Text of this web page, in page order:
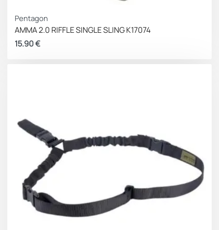
Pentagon
AMMA 2.0 RIFFLE SINGLE SLING K17074
15.90€